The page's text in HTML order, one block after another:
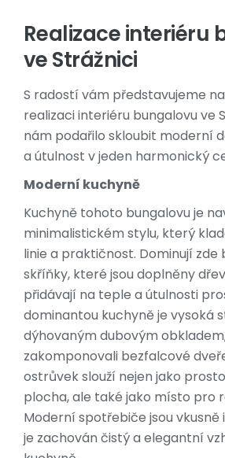
Realizace interiéru
ve Strážnici
S radostí vám představujeme
realizaci interiéru bungalovu ve
nám podařilo skloubit moderní
a útulnost v jeden harmonický
Moderní kuchyně
Kuchyně tohoto bungalovu je
minimalistickém stylu, který
linie a praktičnost. Dominují zde
skříňky, které jsou doplněny
přidávají na teple a útulnosti
dominantou kuchyně je vysoká
dýhovaným dubovým
zakomponovali bezfalcové
ostrůvek slouží nejen jako
plocha, ale také jako místo pro
Moderní spotřebiče jsou
je zachován čistý a elegantní